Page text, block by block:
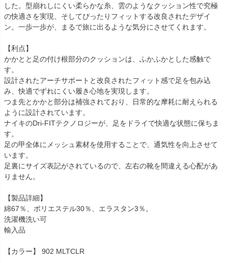
した。型崩れしにくい柔らかな糸、雲のようなクッション性で究極
の快適さを実現、そしてぴったりフィットする改良されたデザイ
ン。一歩一歩が、まるで旅に出るような気分にさせてくれます。
【利点】
かかとと足の付け根部分のクッションは、ふかふかとした感触で
す。
設計されたアーチサポートと改良されたフィット感で足を包み込
み、快適でずれにくい履き心地を実現します。
つま先とかかと部分は補強されており、日常的な摩耗に耐えられる
ように設計されています。
ナイキのDri-FITテクノロジーが、足をドライで快適な状態に保ちま
す。
足の甲全体にメッシュ素材を使用することで、通気性を向上させて
います。
足裏にサイズ表記がされているので、左右の靴を間違える心配があ
りません。
【製品詳細】
綿67％、ポリエステル30％、エラスタン3％。
洗濯機洗い可
輸入品
【カラー】 902 MLTCLR